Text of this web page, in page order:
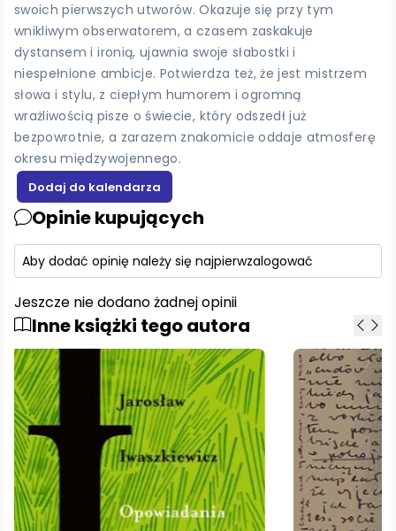
swoich pierwszych utworów. Okazuje się przy tym
wnikliwym obserwatorem, a czasem zaskakuje
dystansem i ironią, ujawnia swoje słabostki i
niespełnione ambicje. Potwierdza też, że jest mistrzem
słowa i stylu, z ciepłym humorem i ogromną
wrażliwością pisze o świecie, który odszedł już
bezpowrotnie, a zarazem znakomicie oddaje atmosferę
okresu międzywojennego.
Opinie kupujących
Aby dodać opinię należy się najpierwzalogować
Jeszcze nie dodano żadnej opinii
Inne książki tego autora